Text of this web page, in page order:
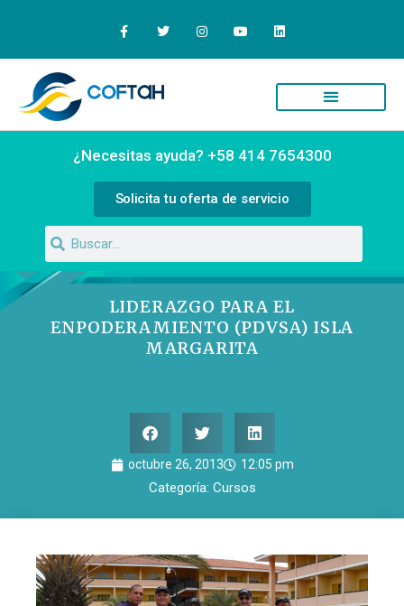
¿Necesitas ayuda? +58 414 7654300
Solicita tu oferta de servicio
LIDERAZGO PARA EL
ENPODERAMIENTO (PDVSA) ISLA
MARGARITA
octubre 26, 2013 12:05 pm
Categoría: Cursos